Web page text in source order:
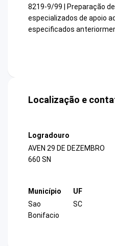
8219-9/99 | Preparação
especializados de apoio
especificados
Localização e
Logradouro
AVEN 29 DE DEZEMBRO
660 SN
Município
Sao
Bonifacio
UF
SC